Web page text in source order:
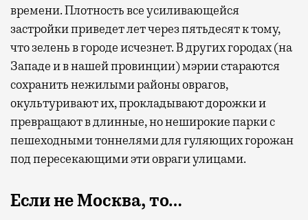
времени. Плотность все усиливающейся
застройки приведет лет через пятьдесят к тому,
что зелень в городе исчезнет. В других городах (на
Западе и в нашей провинции) мэрии стараются
сохранить нежилыми районы оврагов,
окультуривают их, прокладывают дорожки и
превращают в длинные, но неширокие парки с
пешеходными тоннелями для гуляющих горожан
под пересекающими эти овраги улицами.
Если не Москва, то…